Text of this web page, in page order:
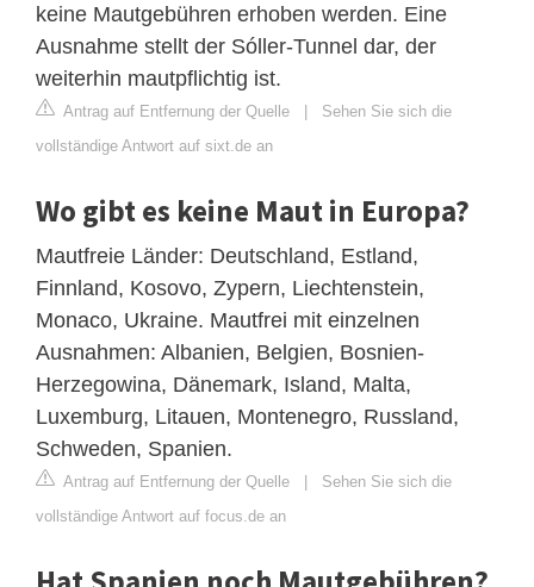
keine Mautgebühren erhoben werden. Eine
Ausnahme stellt der Sóller-Tunnel dar, der
weiterhin mautpflichtig ist.
Antrag auf Entfernung der Quelle | Sehen Sie sich die
vollständige Antwort auf sixt.de an
Wo gibt es keine Maut in Europa?
Mautfreie Länder: Deutschland, Estland,
Finnland, Kosovo, Zypern, Liechtenstein,
Monaco, Ukraine. Mautfrei mit einzelnen
Ausnahmen: Albanien, Belgien, Bosnien-
Herzegowina, Dänemark, Island, Malta,
Luxemburg, Litauen, Montenegro, Russland,
Schweden, Spanien.
Antrag auf Entfernung der Quelle | Sehen Sie sich die
vollständige Antwort auf focus.de an